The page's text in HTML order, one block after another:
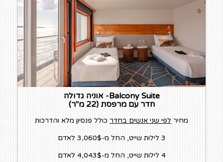
Balcony Suite- אוניה גדולה
חדר עם מרפסת (22 מ"ר)
מחיר לפי שני אנשים בחדר כולל פנסיון מלא והדרכות
3 לילות שייט, החל מ-3,060$ לאדם
4 לילות שייט, החל מ-4,043$ לאדם